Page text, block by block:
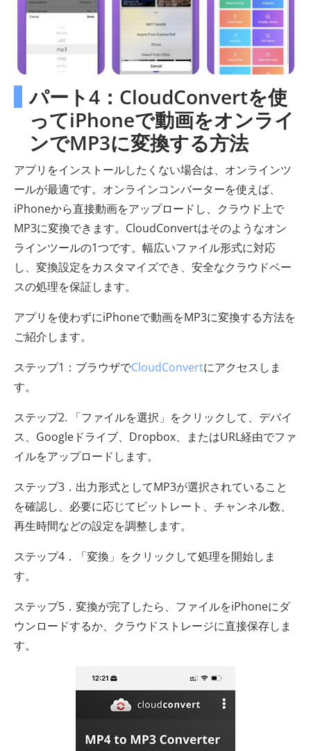
パート4：CloudConvertを使
ってiPhoneで動画をオンライ
ンでMP3に変換する方法
アプリをインストールしたくない場合は、オンラインツ
ールが最適です。オンラインコンバーターを使えば、
iPhoneから直接動画をアップロードし、クラウド上で
MP3に変換できます。CloudConvertはそのようなオン
ラインツールの1つです。幅広いファイル形式に対応
し、変換設定をカスタマイズでき、安全なクラウドベー
スの処理を保証します。
アプリを使わずにiPhoneで動画をMP3に変換する方法を
ご紹介します。
ステップ1：ブラウザでCloudConvertにアクセスしま
す。
ステップ2. 「ファイルを選択」をクリックして、デバイ
ス、Googleドライブ、Dropbox、またはURL経由でファ
イルをアップロードします。
ステップ3．出力形式としてMP3が選択されていること
を確認し、必要に応じてビットレート、チャンネル数、
再生時間などの設定を調整します。
ステップ4．「変換」をクリックして処理を開始しま
す。
ステップ5．変換が完了したら、ファイルをiPhoneにダ
ウンロードするか、クラウドストレージに直接保存しま
す。